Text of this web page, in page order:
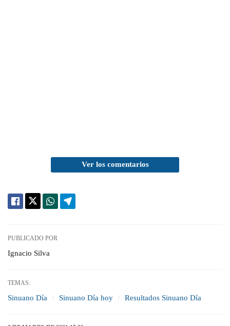
Ver los comentarios
PUBLICADO POR
Ignacio Silva
TEMAS:
Sinuano Día Sinuano Día hoy Resultados Sinuano Día